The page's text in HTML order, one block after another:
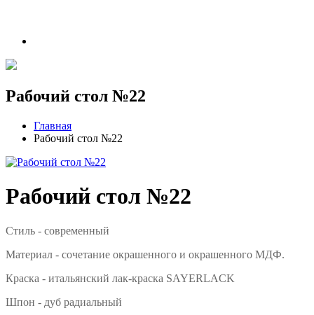
Рабочий стол №22
Главная
Рабочий стол №22
Рабочий стол №22
Стиль - современный
Материал - сочетание окрашенного и окрашенного МДФ.
Краска - итальянский лак-краска SAYERLACK
Шпон - дуб радиальный